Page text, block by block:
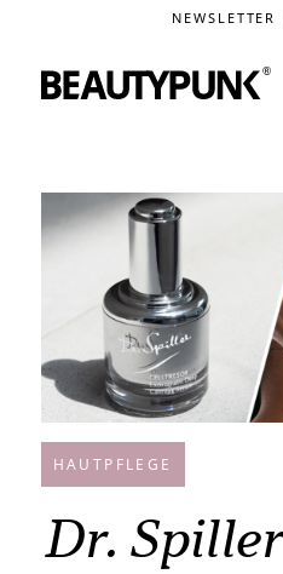
NEWSLETTER
HAUTPFLEGE
Dr. Spiller